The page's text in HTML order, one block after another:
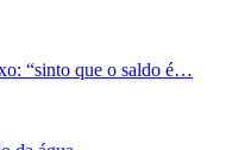
“sinto que o saldo é…